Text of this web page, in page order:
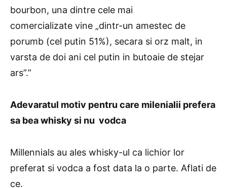
bourbon, una dintre cele mai
comercializate vine „dintr-un amestec de
porumb (cel putin 51%), secara si orz malt, in
varsta de doi ani cel putin in butoaie de stejar
ars”.”
Adevaratul motiv pentru care milenialii prefera
sa bea whisky si nu vodca
Millennials au ales whisky-ul ca lichior lor
preferat si vodca a fost data la o parte. Aflati de
ce.